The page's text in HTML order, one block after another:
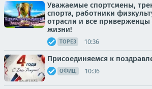
Уважаемые спортсмены,
спорта, работники
отрасли и все приверженцы
жизни!
ТОРЕЗ 10:36
Присоединяемся к
ОФИЦ. 10:36